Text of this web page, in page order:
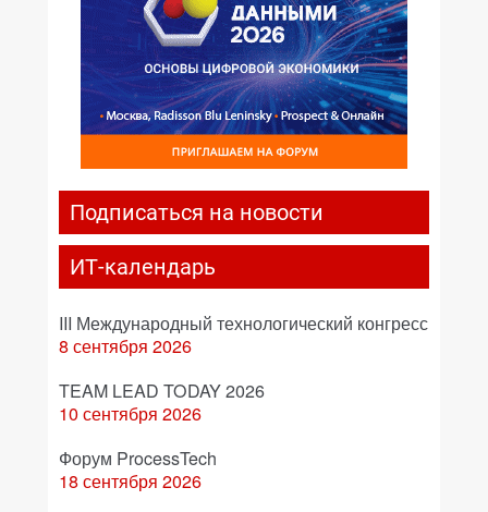
Подписаться на новости
ИТ-календарь
III Международный технологический конгресс
8 сентября 2026
TEAM LEAD TODAY 2026
10 сентября 2026
Форум ProcessTech
18 сентября 2026